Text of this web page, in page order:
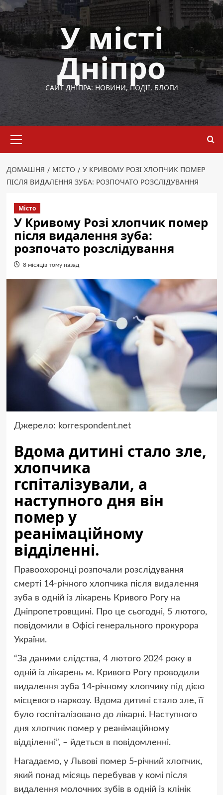
Перейти
до
вмісту
У місті
Дніпро
САЙТ ДНІПРА: НОВИНИ, ПОДІЇ, БЛОГИ
меню
ДОМАШНЯ МІСТО
У КРИВОМУ РОЗІ ХЛОПЧИК ПОМЕР
ПІСЛЯ ВИДАЛЕННЯ ЗУБА: РОЗПОЧАТО РОЗСЛІДУВАННЯ
Місто
У Кривому Розі хлопчик помер
після видалення зуба:
розпочато розслідування
8 місяців тому назад
Джерело: korrespondent.net
Вдома дитині стало зле,
хлопчика
гспіталізували, а
наступного дня він
помер у
реанімаційному
відділенні.
Правоохоронці розпочали розслідування
смерті 14-річного хлопчика після видалення
зуба в одній із лікарень Кривого Рогу на
Дніпропетровщині. Про це сьогодні, 5 лютого,
повідомили в Офісі генерального прокурора
України.
“За даними слідства, 4 лютого 2024 року в
одній із лікарень м. Кривого Рогу проводили
видалення зуба 14-річному хлопчику під дією
місцевого наркозу. Вдома дитині стало зле, її
було госпіталізовано до лікарні. Наступного
дня хлопчик помер у реанімаційному
відділенні”, – йдеться в повідомленні.
Нагадаємо, у Львові помер 5-річний хлопчик,
який понад місяць перебував у комі після
видалення молочних зубів в одній із клінік